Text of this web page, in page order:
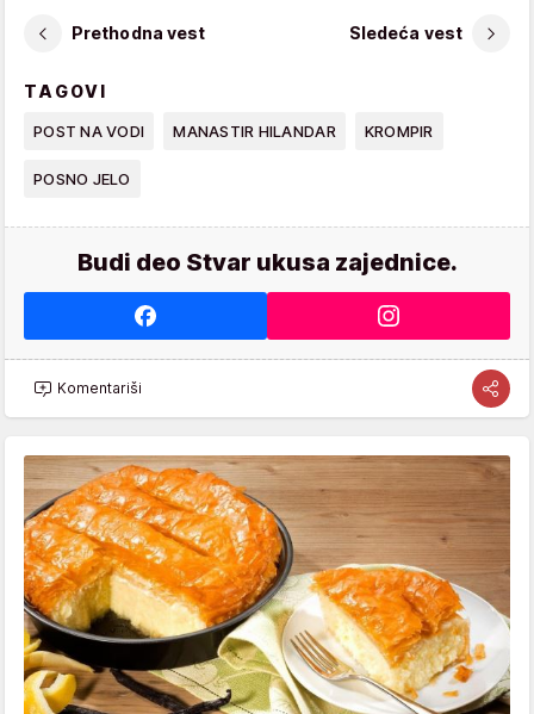
Prethodna vest Sledeća vest
TAGOVI
POST NA VODI MANASTIR HILANDAR KROMPIR
POSNO JELO
Budi deo Stvar ukusa zajednice.
Komentariši